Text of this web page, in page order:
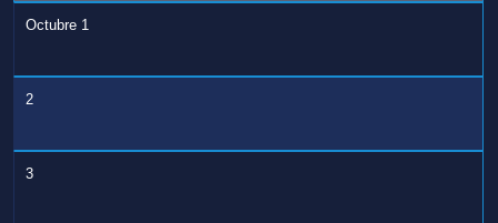
Octubre 1
2
3